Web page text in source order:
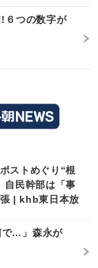
６つの数字が
ストめぐり“根
民幹部は「事
| khb東日本放
で…」森永が